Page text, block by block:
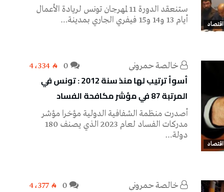
اقتصاد
ستنعقد الدورة 11 لمهرجان تونس لريادة الأعمال
أيام 13 و14 و15 فيفري الجاري بمدينة…
اقتصاد
خالصة حمروني 4٬334
أسوأ ترتيب لها منذ سنة 2012 : تونس في
المرتبة 87 في مؤشر مكافحة الفساد
أصدرت منظمة الشفافية الدولية مؤخرا مؤشر
مدركات الفساد لعام 2023 الذي يصنف 180
دولة…
خالصة حمروني 4٬377